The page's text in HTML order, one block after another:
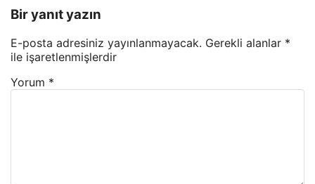
Bir yanıt yazın
E-posta adresiniz yayınlanmayacak. Gerekli alanlar *
ile işaretlenmişlerdir
Yorum *